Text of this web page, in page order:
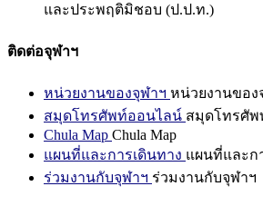
และประพฤติมิชอบ (ป.ป.ท.)
ติดต่อจุฬาฯ
หน่วยงานของจุฬาฯ หน่วยงานของ
สมุดโทรศัพท์ออนไลน์ สมุดโทรศั
Chula Map Chula Map
แผนที่และการเดินทาง แผนที่และก
ร่วมงานกับจุฬาฯ ร่วมงานกับจุฬาฯ